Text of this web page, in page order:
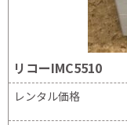
リコーIMC5510
レンタル価格